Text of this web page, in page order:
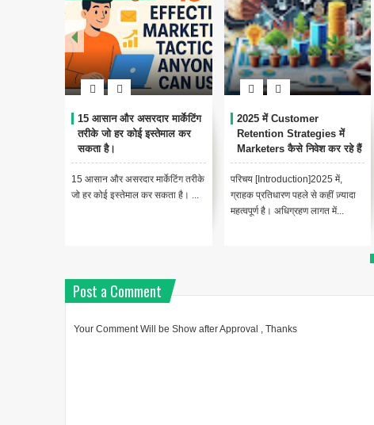
15 आसान और असरदार मार्केटिंग
तरीके जो हर कोई इस्तेमाल कर
सकता है।
15 आसान और असरदार मार्केटिंग तरीके
जो हर कोई इस्तेमाल कर सकता है। ...
2025 में Customer
Retention Strategies में
Marketers कैसे निवेश कर रहे हैं
परिचय [Introduction]2025 में,
ग्राहक प्रतिधारण पहले से कहीं ज़्यादा
महत्वपूर्ण है। अधिग्रहण लागत में...
Post a Comment
Your Comment Will be Show after Approval , Thanks